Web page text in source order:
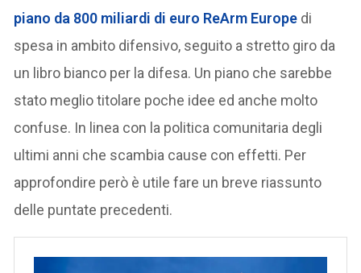
piano da 800 miliardi di euro ReArm Europe di
spesa in ambito difensivo, seguito a stretto giro da
un libro bianco per la difesa. Un piano che sarebbe
stato meglio titolare poche idee ed anche molto
confuse. In linea con la politica comunitaria degli
ultimi anni che scambia cause con effetti. Per
approfondire però è utile fare un breve riassunto
delle puntate precedenti.